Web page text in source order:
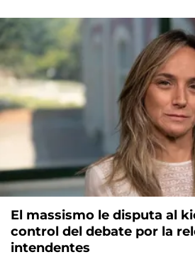
El massismo le disputa al
control del debate por la
intendentes